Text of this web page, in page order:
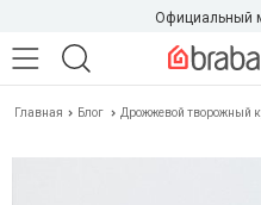
Официальный
Главная Блог Дрожжевой творожный